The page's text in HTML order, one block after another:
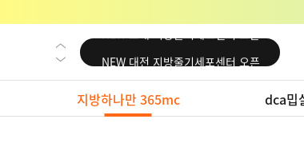
NEW 교대 지방줄기세포센터 오픈
NEW 노원 지방줄기세포센터 오픈
NEW 미국 LA점 오픈
지방하나만 365mc dca밉